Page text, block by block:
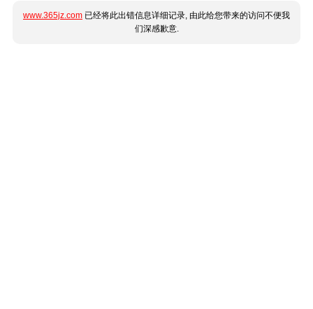
www.365jz.com 已经将此出错信息详细记录, 由此给您带来的访问不便我
们深感歉意.